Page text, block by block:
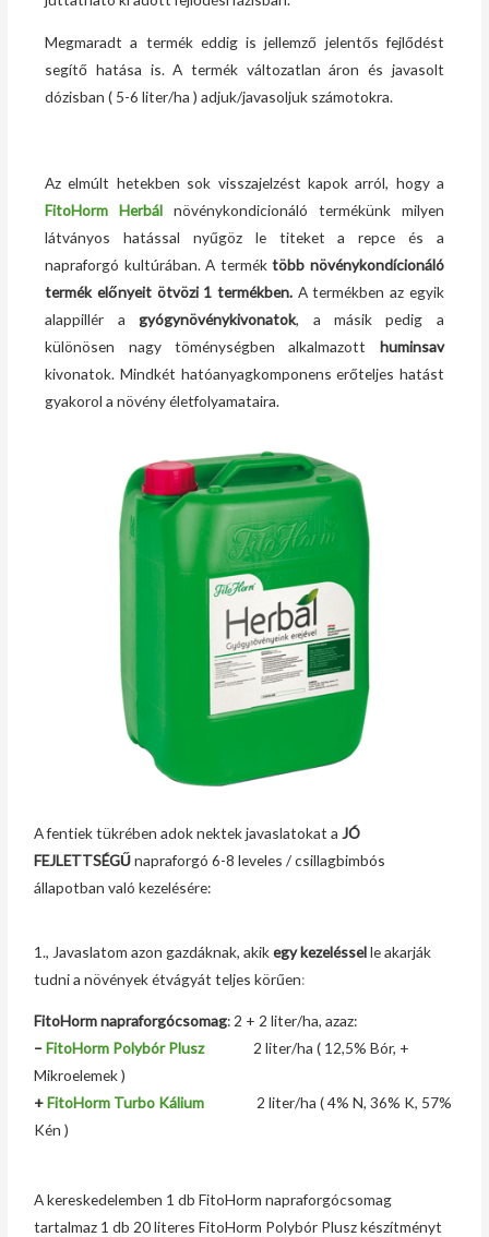
Megmaradt a termék eddig is jellemző jelentős fejlődést
segítő hatása is. A termék változatlan áron és javasolt
dózisban ( 5-6 liter/ha ) adjuk/javasoljuk számotokra.
Az elmúlt hetekben sok visszajelzést kapok arról, hogy a
FitoHorm Herbál növénykondicionáló termékünk milyen
látványos hatással nyűgöz le titeket a repce és a
napraforgó kultúrában. A terméktöbb növénykondícionáló
termék előnyeit ötvözi 1 termékben. A termékben az egyik
alappillér agyógynövénykivonatok, a másik pedig a
különösen nagy töménységben alkalmazott huminsav
kivonatok. Mindkét hatóanyagkomponens erőteljes hatást
gyakorol a növény életfolyamataira.
A fentiek tükrében adok nektek javaslatokat a JÓ
FEJLETTSÉGŰnapraforgó 6-8 leveles / csillagbimbós
állapotban való kezelésére:
1., Javaslatom azon gazdáknak, akikegy kezelésselle akarják
tudni a növények étvágyát teljes körűen:
FitoHorm napraforgócsomag: 2 + 2 liter/ha, azaz:
–FitoHorm Polybór Plusz
2 liter/ha ( 12,5% Bór, +
Mikroelemek )
+FitoHorm Turbo Kálium
2 liter/ha ( 4% N, 36% K, 57%
Kén )
A kereskedelemben 1 db FitoHorm napraforgócsomag
tartalmaz 1 db 20 literes FitoHorm Polybór Plusz készítményt